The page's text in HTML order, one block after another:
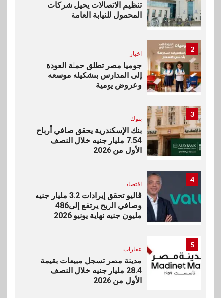
تنظيم الاتصالات يحيل شركات
المحمول للنيابة العامة
2
اخبار
جوميا مصر تطلق حملة العودة
إلى المدارس بتشكيلة موسعة
وعروض يومية
3
بنوك
بنك الإسكندرية يحقق صافي أرباح
7.54 مليار جنيه خلال النصف
الأول من 2026
4
اقتصاد
ڤاليو تحقق إيرادات 3.2 مليار جنيه
وصافي الربح يرتفع إلى486
مليون جنيه نهاية يونيو 2026
5
عقارات
مدينة مصر تسجل مبيعات بقيمة
28.4 مليار جنيه خلال النصف
الأول من 2026